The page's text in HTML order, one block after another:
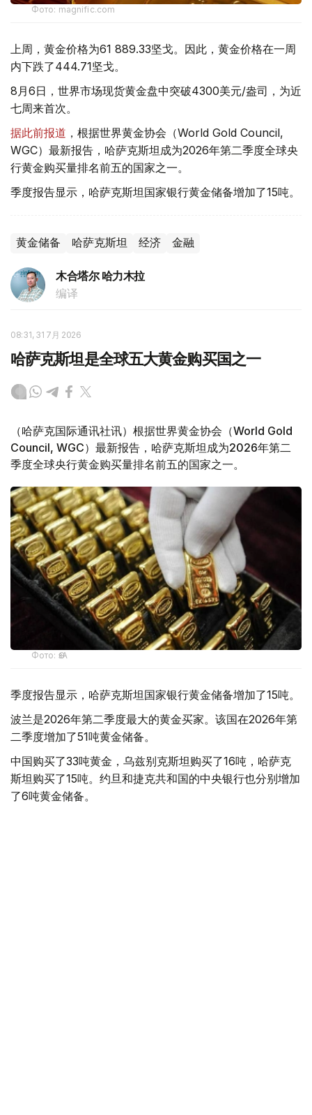
Фото: magnific.com
上周，黄金价格为61 889.33坚戈。因此，黄金价格在一周
内下跌了444.71坚戈。
8月6日，世界市场现货黄金盘中突破4300美元/盎司，为近
七周来首次。
据此前报道 ，根据世界黄金协会（World Gold Council,
WGC）最新报告，哈萨克斯坦成为2026年第二季度全球央
行黄金购买量排名前五的国家之一。
季度报告显示，哈萨克斯坦国家银行黄金储备增加了15吨。
黄金储备 哈萨克斯坦 经济 金融
木合塔尔 哈力木拉
编译
08:31, 31 7月 2026
哈萨克斯坦是全球五大黄金购买国之一
（哈萨克国际通讯社讯）根据世界黄金协会（World Gold
Council, WGC）最新报告，哈萨克斯坦成为2026年第二
季度全球央行黄金购买量排名前五的国家之一。
Фото: ӨзА
季度报告显示，哈萨克斯坦国家银行黄金储备增加了15吨。
波兰是2026年第二季度最大的黄金买家。该国在2026年第
二季度增加了51吨黄金储备。
中国购买了33吨黄金，乌兹别克斯坦购买了16吨，哈萨克
斯坦购买了15吨。约旦和捷克共和国的中央银行也分别增加
了6吨黄金储备。